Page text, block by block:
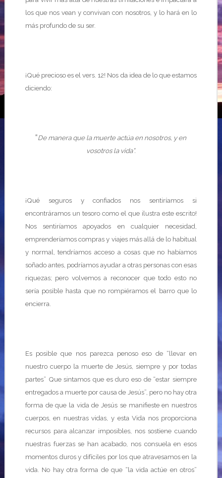
los que nos vean y convivan con nosotros, y lo hará en lo
más profundo de su ser.
¡Qué precioso es el vers. 12! Nos da idea de lo que estamos
diciendo:
“De manera que la muerte actúa en nosotros, y en
vosotros la vida”.
¡Qué seguros y confiados nos sentiríamos si
encontráramos un tesoro como el que ilustra este escrito!
Nos sentiríamos apoyados en cualquier necesidad,
emprenderíamos compras y viajes más allá de lo habitual
y normal, tendríamos acceso a cosas que no habíamos
soñado antes, podríamos ayudar a otras personas con esas
riquezas; pero volvemos a reconocer que todo esto no
sería posible hasta que no rompiéramos el barro que lo
encierra.
Es posible que nos parezca penoso eso de “llevar en
nuestro cuerpo la muerte de Jesús, siempre y por todas
partes” Que sintamos que es duro eso de “estar siempre
entregados a muerte por causa de Jesús”, pero no hay otra
forma de que la vida de Jesús se manifieste en nuestros
cuerpos, en nuestras vidas, y esta Vida nos proporciona
recursos para alcanzar imposibles, nos sostiene cuando
nuestras fuerzas se han acabado, nos consuela en esos
momentos duros y difíciles por los que atravesamos en la
vida. No hay otra forma de que “la vida actúe en otros”